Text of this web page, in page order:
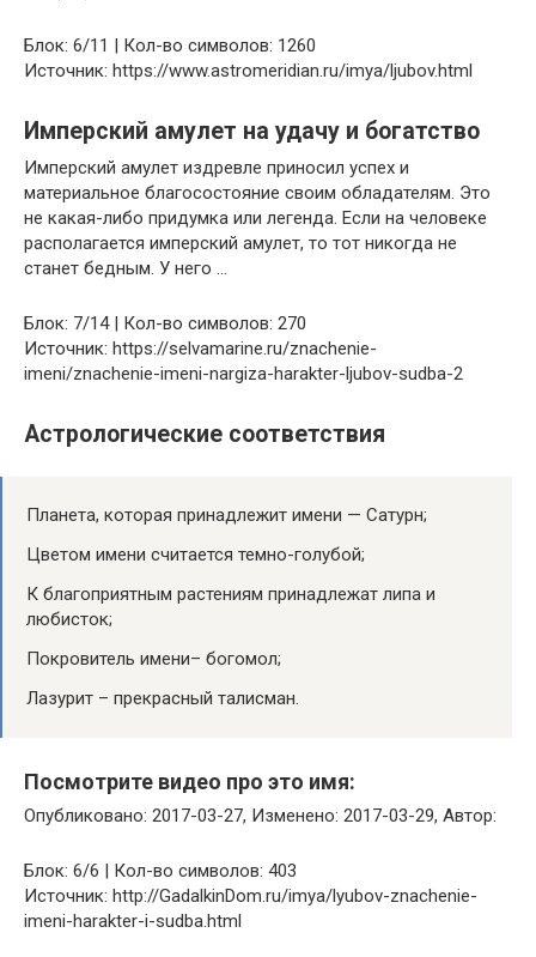
Блок: 6/11 | Кол-во символов: 1260
Источник: https://www.astromeridian.ru/imya/ljubov.html
Имперский амулет на удачу и богатство
Имперский амулет издревле приносил успех и
материальное благосостояние своим обладателям. Это
не какая-либо придумка или легенда. Если на человеке
располагается имперский амулет, то тот никогда не
станет бедным. У него …
Блок: 7/14 | Кол-во символов: 270
Источник: https://selvamarine.ru/znachenie-
imeni/znachenie-imeni-nargiza-harakter-ljubov-sudba-2
Астрологические соответствия
Планета, которая принадлежит имени — Сатурн;
Цветом имени считается темно-голубой;
К благоприятным растениям принадлежат липа и
любисток;
Покровитель имени– богомол;
Лазурит – прекрасный талисман.
Посмотрите видео про это имя:
Опубликовано: 2017-03-27, Изменено: 2017-03-29, Автор:
Блок: 6/6 | Кол-во символов: 403
Источник: http://GadalkinDom.ru/imya/lyubov-znachenie-
imeni-harakter-i-sudba.html